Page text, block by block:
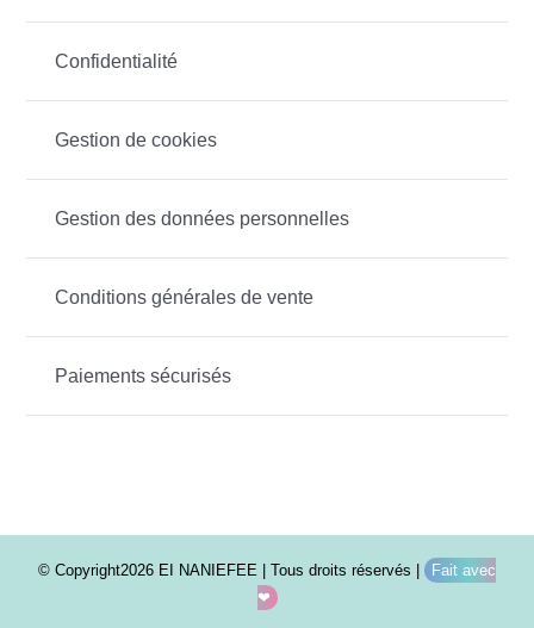
Confidentialité
Gestion de cookies
Gestion des données personnelles
Conditions générales de vente
Paiements sécurisés
© Copyright2026 EI NANIEFEE | Tous droits réservés |
Fait avec
❤